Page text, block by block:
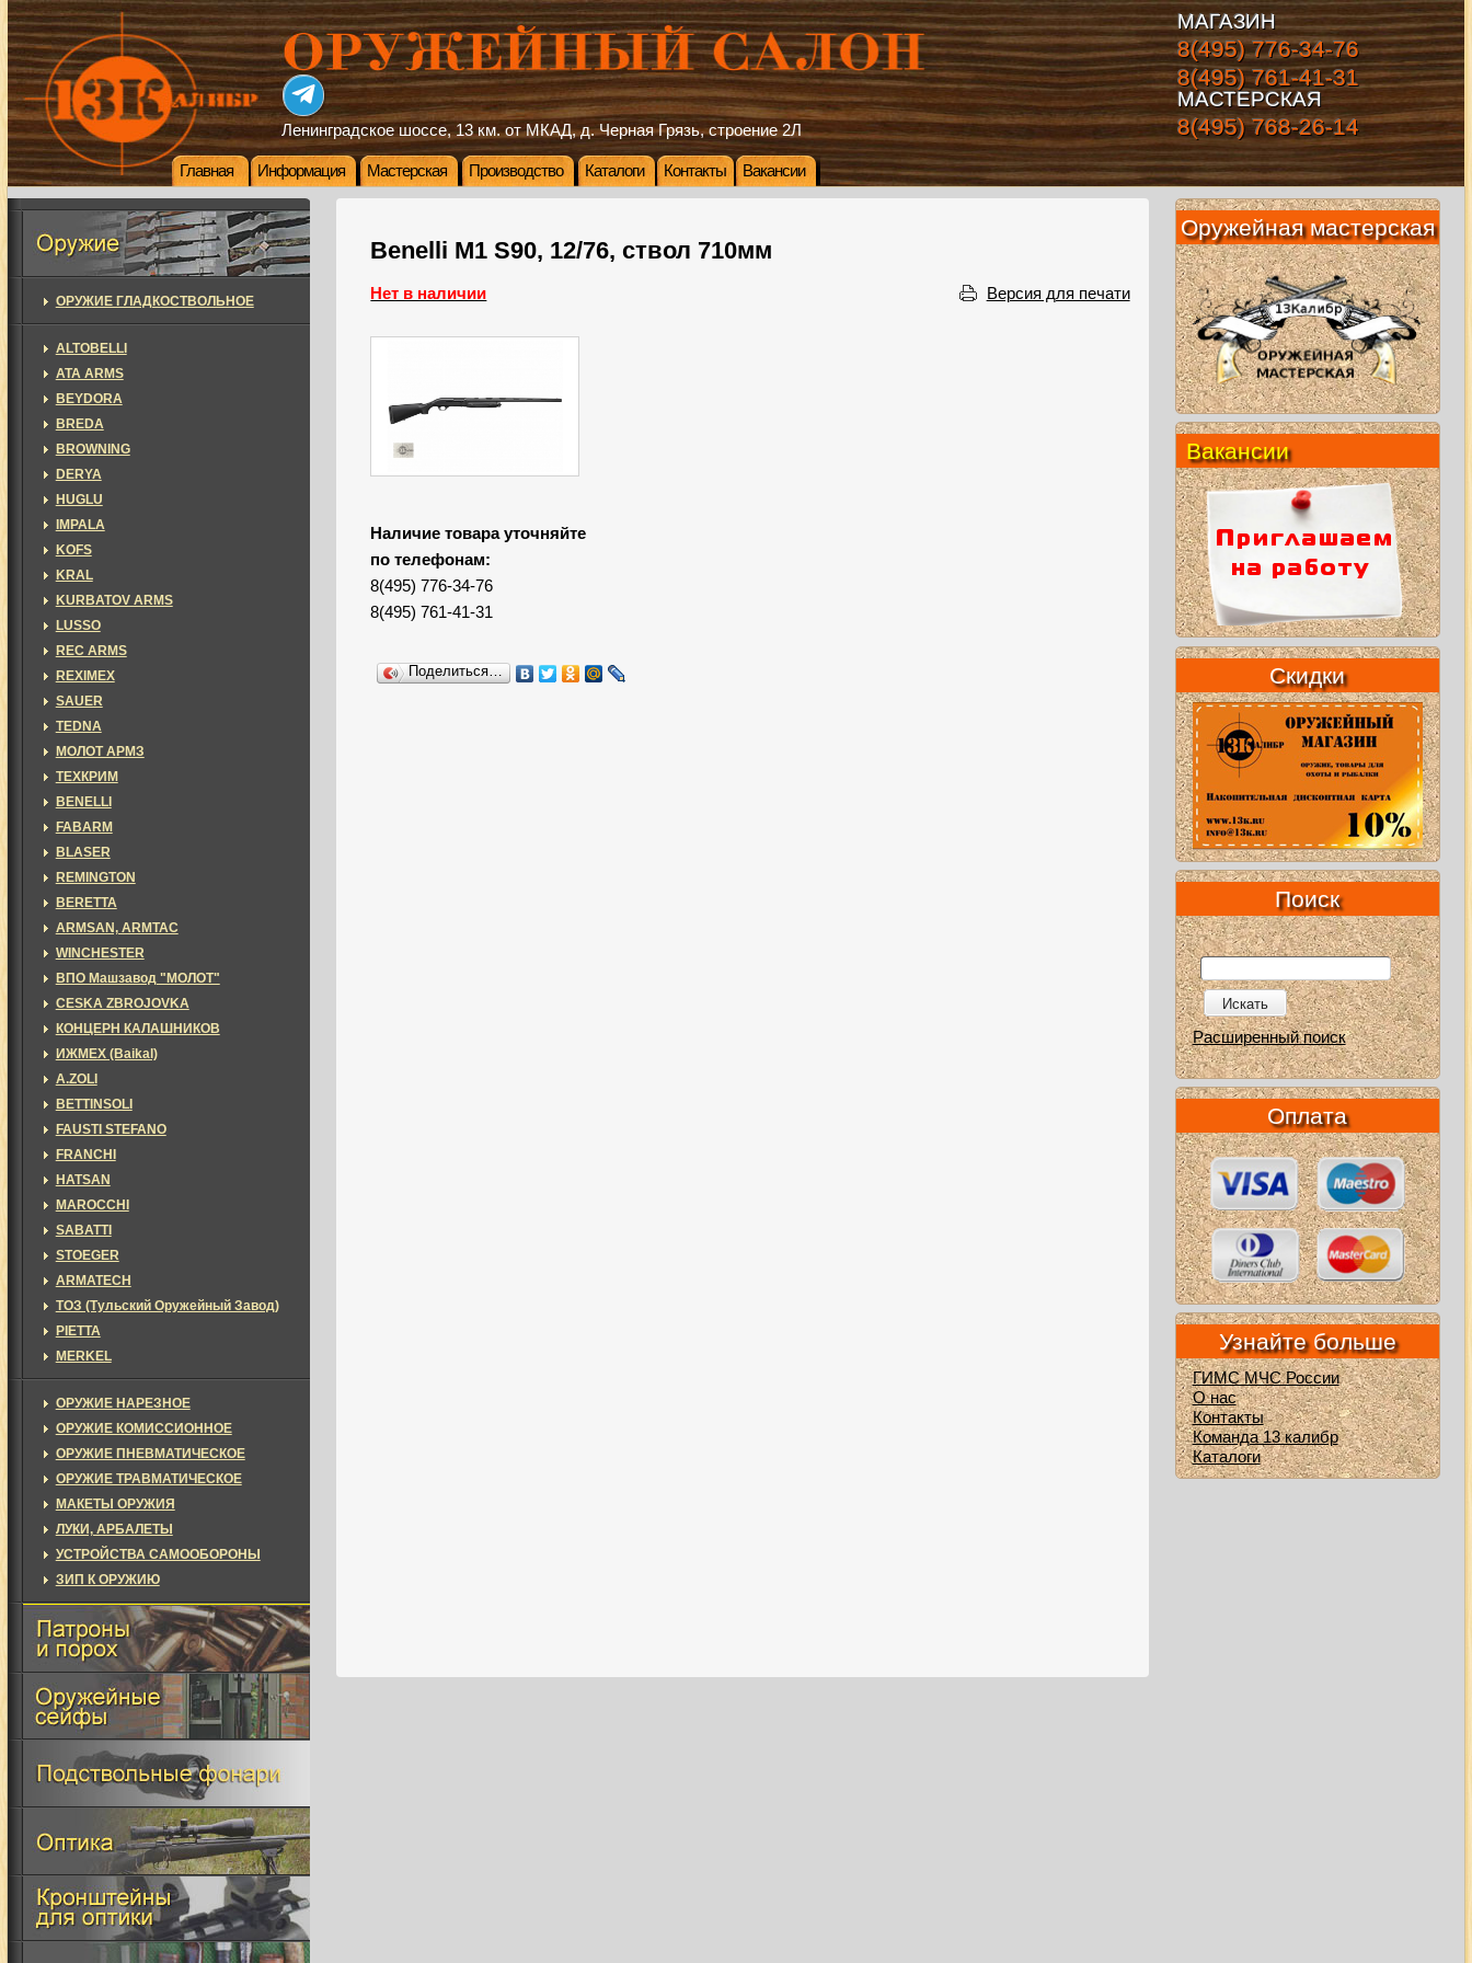
Ленинградское шоссе, 13 км. от МКАД, д. Черная Грязь, строение 2Л
МАГАЗИН
8(495) 776-34-76
8(495) 761-41-31
МАСТЕРСКАЯ
8(495) 768-26-14
Главная Информация Мастерская Производство Каталоги Контакты Вакансии
Benelli M1 S90, 12/76, ствол 710мм
Версия для печати
Нет в наличии
Наличие товара уточняйте
по телефонам:
8(495) 776-34-76
8(495) 761-41-31
Поделиться…
ОРУЖИЕ ГЛАДКОСТВОЛЬНОЕ
ALTOBELLI
ATA ARMS
BEYDORA
BREDA
BROWNING
DERYA
HUGLU
IMPALA
KOFS
KRAL
KURBATOV ARMS
LUSSO
REC ARMS
REXIMEX
SAUER
TEDNA
МОЛОТ АРМЗ
ТЕХКРИМ
BENELLI
FABARM
BLASER
REMINGTON
BERETTA
ARMSAN, ARMTAC
WINCHESTER
ВПО Машзавод "МОЛОТ"
CESKA ZBROJOVKA
КОНЦЕРН КАЛАШНИКОВ
ИЖМЕХ (Baikal)
A.ZOLI
BETTINSOLI
FAUSTI STEFANO
FRANCHI
HATSAN
MAROCCHI
SABATTI
STOEGER
ARMATECH
ТОЗ (Тульский Оружейный Завод)
PIETTA
MERKEL
ОРУЖИЕ НАРЕЗНОЕ
ОРУЖИЕ КОМИССИОННОЕ
ОРУЖИЕ ПНЕВМАТИЧЕСКОЕ
ОРУЖИЕ ТРАВМАТИЧЕСКОЕ
МАКЕТЫ ОРУЖИЯ
ЛУКИ, АРБАЛЕТЫ
УСТРОЙСТВА САМООБОРОНЫ
ЗИП К ОРУЖИЮ
Оружейная мастерская
Вакансии
Скидки
Поиск
Искать
Расширенный поиск
Оплата
Узнайте больше
ГИМС МЧС России
О нас
Контакты
Команда 13 калибр
Каталоги